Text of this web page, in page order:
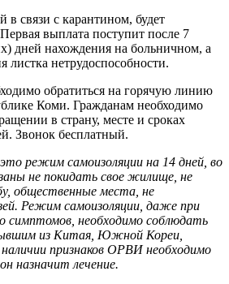
связи с карантином, будет
выплата поступит после 7
дней нахождения на больничном, а
листка нетрудоспособности.
обратиться на горячую линию
Коми. Гражданам необходимо
в страну, месте и сроках
Звонок бесплатный.
режим самоизоляции на 14 дней, во
не покидать свое жилище, не
общественные места, не
Режим самоизоляции, даже при
симптомов, необходимо соблюдать
из Китая, Южной Кореи,
признаков ОРВИ необходимо
назначит лечение.